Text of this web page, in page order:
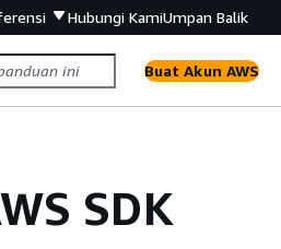
Hubungi KamiUmpan Balik
Buat Akun AWS
SDK